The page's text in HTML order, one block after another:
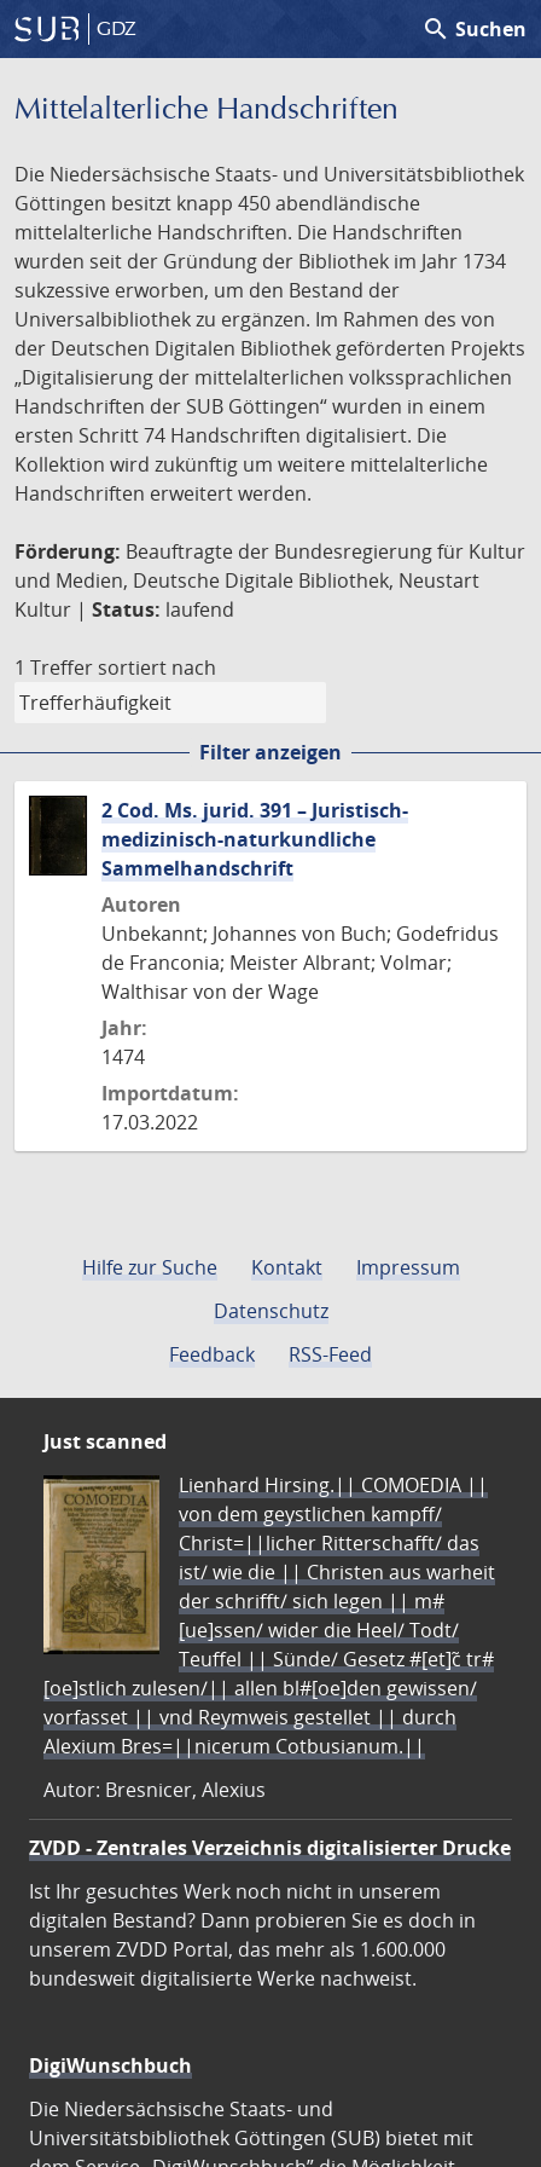
GDZ search Suchen
Mittelalterliche Handschriften
Die Niedersächsische Staats- und Universitätsbibliothek
Göttingen besitzt knapp 450 abendländische
mittelalterliche Handschriften. Die Handschriften
wurden seit der Gründung der Bibliothek im Jahr 1734
sukzessive erworben, um den Bestand der
Universalbibliothek zu ergänzen. Im Rahmen des von
der Deutschen Digitalen Bibliothek geförderten Projekts
„Digitalisierung der mittelalterlichen volkssprachlichen
Handschriften der SUB Göttingen“ wurden in einem
ersten Schritt 74 Handschriften digitalisiert. Die
Kollektion wird zukünftig um weitere mittelalterliche
Handschriften erweitert werden.
Förderung: Beauftragte der Bundesregierung für Kultur
und Medien, Deutsche Digitale Bibliothek, Neustart
Kultur | Status: laufend
1 Treffer sortiert nach
Filter anzeigen
2 Cod. Ms. jurid. 391 – Juristisch-
medizinisch-naturkundliche
Sammelhandschrift
Autoren
Unbekannt; Johannes von Buch; Godefridus
de Franconia; Meister Albrant; Volmar;
Walthisar von der Wage
Jahr:
1474
Importdatum:
17.03.2022
Hilfe zur Suche Kontakt
Impressum
Datenschutz
Feedback
RSS-Feed
Just scanned
Lienhard Hirsing.|| COMOEDIA ||
von dem geystlichen kampff/
Christ=||licher Ritterschafft/ das
ist/ wie die || Christen aus warheit
der schrifft/ sich legen || m#
[ue]ssen/ wider die Heel/ Todt/
Teuffel || Sünde/ Gesetz #[et]c̃ tr#
[oe]stlich zulesen/|| allen bl#[oe]den gewissen/
vorfasset || vnd Reymweis gestellet || durch
Alexium Bres=||nicerum Cotbusianum.||
Autor: Bresnicer, Alexius
ZVDD - Zentrales Verzeichnis digitalisierter Drucke
Ist Ihr gesuchtes Werk noch nicht in unserem
digitalen Bestand? Dann probieren Sie es doch in
unserem ZVDD Portal, das mehr als 1.600.000
bundesweit digitalisierte Werke nachweist.
DigiWunschbuch
Die Niedersächsische Staats- und
Universitätsbibliothek Göttingen (SUB) bietet mit